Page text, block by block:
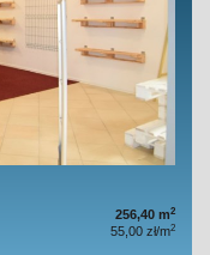
256,40 m2
55,00 zł/m2